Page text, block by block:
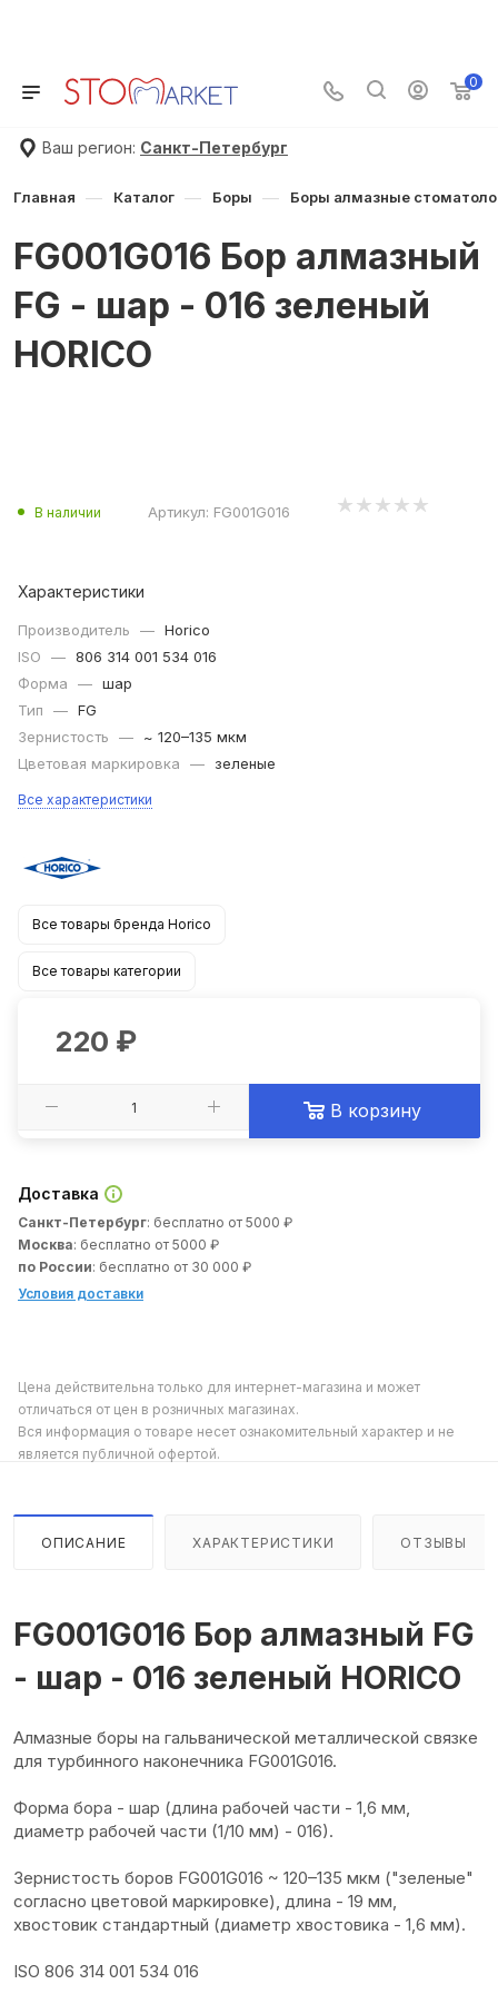
0
Ваш регион: Санкт-Петербург
Главная — Каталог — Боры — Боры алмазные
FG001G016 Бор алмазный
FG - шар - 016 зеленый
HORICO
В наличии Артикул: FG001G016
Характеристики
Производитель — Horico
ISO
— 806 314 001 534 016
Форма
— шар
Тип
— FG
Зернистость
—
~ 120–135 мкм
Цветовая маркировка
— зеленые
Все характеристики
Все товары бренда Horico
Все товары категории
220 ₽
В корзину
Доставка
Санкт-Петербург: бесплатно от 5000 ₽
Москва: бесплатно от 5000 ₽
по России: бесплатно от 30 000 ₽
Условия доставки
Цена действительна только для интернет-магазина и может
отличаться от цен в розничных магазинах.
Вся информация о товаре несет ознакомительный характер и не
является публичной офертой.
ОПИСАНИЕ ХАРАКТЕРИСТИКИ ОТЗЫВЫ
FG001G016 Бор алмазный FG
- шар - 016 зеленый HORICO
Алмазные боры на гальванической металлической связке
для турбинного наконечника FG001G016.
Форма бора - шар (длина рабочей части - 1,6 мм,
диаметр рабочей части (1/10 мм) - 016).
Зернистость боров FG001G016 ~ 120–135 мкм ("зеленые"
согласно цветовой маркировке), длина - 19 мм,
хвостовик стандартный (диаметр хвостовика - 1,6 мм).
ISO 806 314 001 534 016